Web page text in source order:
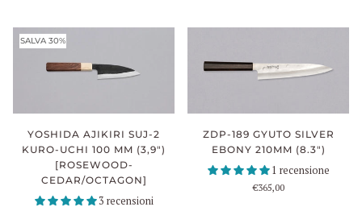
SALVA 30%
YOSHIDA AJIKIRI SUJ-2
KURO-UCHI 100 MM (3,9")
[ROSEWOOD-
CEDAR/OCTAGON]
3 recensioni
ZDP-189 GYUTO SILVER
EBONY 210MM (8.3")
1 recensione
€365,00